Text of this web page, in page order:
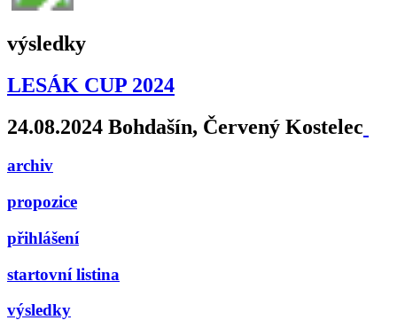
výsledky
LESÁK CUP 2024
24.08.2024 Bohdašín, Červený Kostelec
archiv
propozice
přihlášení
startovní listina
výsledky